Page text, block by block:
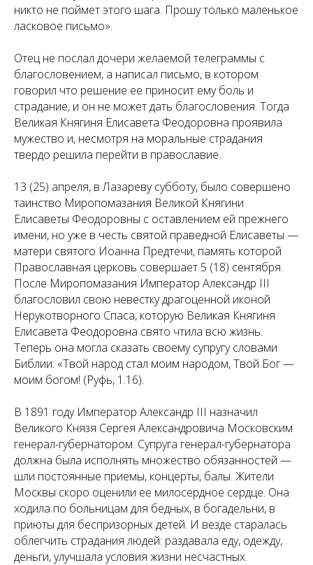
никто не поймет этого шага. Прошу только маленькое
ласковое письмо».
Отец не послал дочери желаемой телеграммы с
благословением, а написал письмо, в котором
говорил что решение ее приносит ему боль и
страдание, и он не может дать благословения. Тогда
Великая Княгиня Елисавета Феодоровна проявила
мужество и, несмотря на моральные страдания
твердо решила перейти в православие.
13 (25) апреля, в Лазареву субботу, было совершено
таинство Миропомазания Великой Княгини
Елисаветы Феодоровны с оставлением ей прежнего
имени, но уже в честь святой праведной Елисаветы —
матери святого Иоанна Предтечи, память которой
Православная церковь совершает 5 (18) сентября.
После Миропомазания Император Александр III
благословил свою невестку драгоценной иконой
Нерукотворного Спаса, которую Великая Княгиня
Елисавета Феодоровна свято чтила всю жизнь.
Теперь она могла сказать своему супругу словами
Библии: «Твой народ стал моим народом, Твой Бог —
моим богом! (Руфь, 1.16).
В 1891 году Император Александр III назначил
Великого Князя Сергея Александровича Московским
генерал-губернатором. Супруга генерал-губернатора
должна была исполнять множество обязанностей —
шли постоянные приемы, концерты, балы. Жители
Москвы скоро оценили ее милосердное сердце. Она
ходила по больницам для бедных, в богадельни, в
приюты для беспризорных детей. И везде старалась
облегчить страдания людей: раздавала еду, одежду,
деньги, улучшала условия жизни несчастных.